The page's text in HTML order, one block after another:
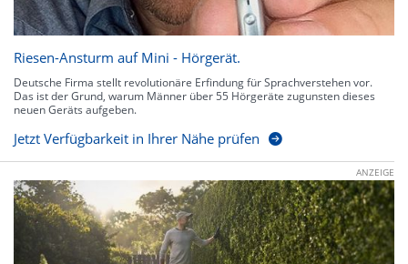
Riesen-Ansturm auf Mini - Hörgerät.
Deutsche Firma stellt revolutionäre Erfindung für Sprachverstehen vor.
Das ist der Grund, warum Männer über 55 Hörgeräte zugunsten dieses
neuen Geräts aufgeben.
Jetzt Verfügbarkeit in Ihrer Nähe prüfen
ANZEIGE